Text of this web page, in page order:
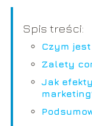
Spis treści:
Czym
Zalety
Jak